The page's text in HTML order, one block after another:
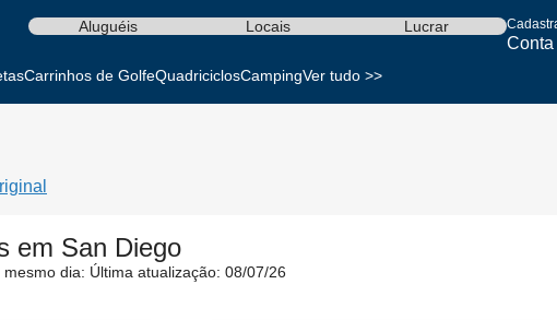
Aluguéis Locais Lucrar
Carrinhos de GolfeQuadriciclosCampingVer tudo >>
em San Diego
dia: Última atualização: 08/07/26